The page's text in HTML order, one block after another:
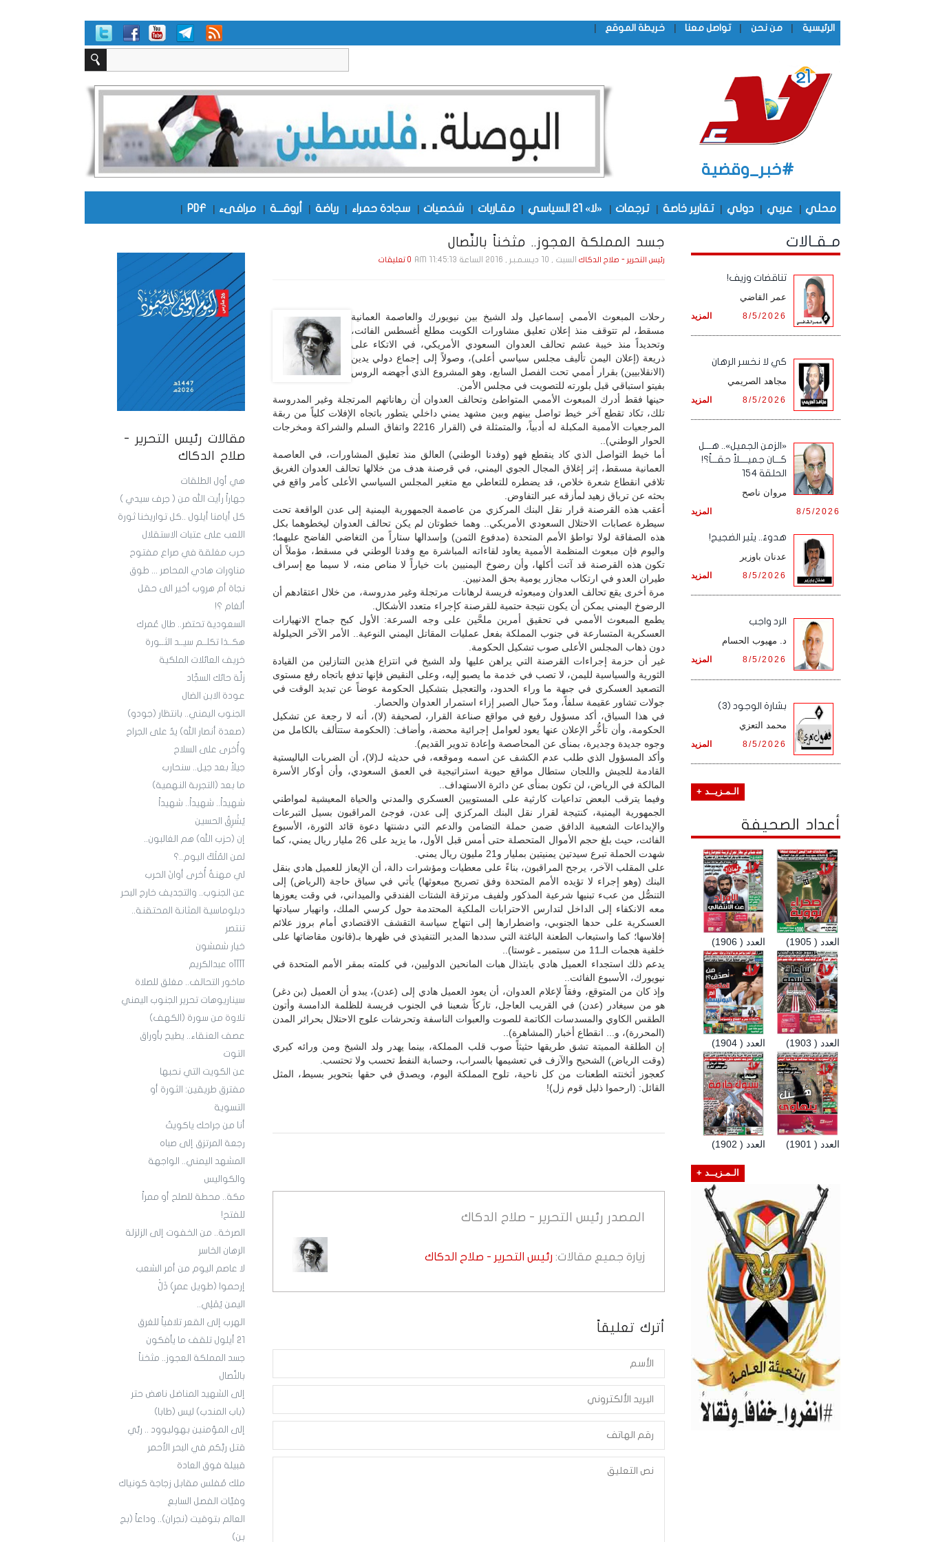
الرئيسية | من نحن | تواصل معنا | خريطة الموقع |
#خبر_وقضية
محلي | عربي | دولي | تقارير خاصة | ترجمات | «لا» 21 السياسي | مقـاربات | شخصيات | سجادة حمراء | رياضة | أروقـــة | مرافىء |
PDF
|
مقالات رئيس التحرير -
صلاح الدكاك
هي أول الطلقات
جهاراً رأيت الله من ( جرف سيدي )
كل أيامنا أيلول ..كل تواريخنا ثورة
اللعب على عتبات الاستقلال
حرب مغلقة في صراع مفتوح
مناورات هادي المحاصر ... طوق
نجاة أم هروب أخير الى حقل
ألغام ؟!
السعودية تحتضر.. طال عُمرك
هكــذا تكلــم سيــد الثــورة
خريف العائلات الملكية
زلَّة حائك السجَّاد
عودة الابن الضال
الجنوب اليمني.. بانتظار (جودو)
(صعدة أنصار الله) يدٌ على الجراح
وأُخرى على السلاح
جيلاً بعد جيل.. سنحارب
ما بعد (التجربة النهمية)
شهيداً.. شهيداً.. شهيداً
يُشْرِقُ الحسين
إن (حزب الله) هم الغالبون..
لمن المُلْكُ اليوم..؟
لي مهنةٌ أُخرى أوانَ الحرب
عن الجنوب.. والتجديف خارج البحر
دبلوماسية المثانة المحتقنة..
تنتصر
خيار شمشون
آآآآه عبدالكريم
ماخور التحالف.. مغلق للصلاة
سيناريوهات تحرير الجنوب اليمني
تلاوة من سورة (الكهف)
عصف العنقاء.. يطيح بأوراق
التوت
عن الكويت التي نحبها
مفترق طريقين: الثورة أو
التسوية
أنا من جراحك ياكويتُ
رجعة المرتزق إلى صباه
المشهد اليمني.. الواجهة
والكواليس
مكة.. محطة للصلح أو ممراً
للفتح!
الصرخة.. من الخفوت إلى الزلزلة
الرهان الخاسر
لا عاصم اليوم من أمر الشعب
إرحموا (طويل عمرٍ) ذَلّْ
اليمن يُمْلِي..
الهرب إلى القعر تلافياً للغرق
21 أيلول تلقف ما يأفكون
جسد المملكة العجوز.. مثخناً
بالنِّصال
إلى الشهيد المناضل ناهض حتر
(باب المندب) ليس (طابا)
إلى المؤمنين بهوليوود .. ربِّي
قتل ربَّكم في البحر الأحمر
قبيلة فوق العادة
ملك مُفلس مقابل زجاجة كونياك
وفيَّات الفصل السابع
العالم بتوقيت (نجران).. وداعاً (بج
بن)
جسد المملكة العجوز.. مثخناً بالنِّصال
رئيس التحرير - صلاح الدكاكالسبت , 10 ديـسـمـبـر , 2016 الساعة 11:45:13 AM 0 تعليقات
رحلات المبعوث الأممي إسماعيل ولد الشيخ بين نيويورك والعاصمة العمانية
مسقط، لم تتوقف منذ إعلان تعليق مشاورات الكويت مطلع أغسطس الفائت،
وتحديداً منذ خيبة عشم تحالف العدوان السعودي الأمريكي، في الاتكاء على
ذريعة (إعلان اليمن تأليف مجلس سياسي أعلى)، وصولاً إلى إجماع دولي يدين
(الانقلابيين) بقرار أممي تحت الفصل السابع، وهو المشروع الذي أجهضه الروس
بفيتو استباقي قبل بلورته للتصويت في مجلس الأمن.
حينها فقط أدرك المبعوث الأممي المتواطئ وتحالف العدوان أن رهاناتهم المرتجلة وغير المدروسة
تلك، تكاد تقطع آخر خيط تواصل بينهم وبين مشهد يمني داخلي يتطور باتجاه الإفلات كلياً من ربقة
المرجعيات الأممية المكبلة له أدبياً، والمتمثلة في (القرار 2216 واتفاق السلم والشراكة ومخرجات
الحوار الوطني)..
أما خيط التواصل الذي كاد ينقطع فهو (وفدنا الوطني) العالق منذ تعليق المشاورات، في العاصمة
العمانية مسقط، إثر إغلاق المجال الجوي اليمني، في قرصنة هدف من خلالها تحالف العدوان الغريق
تلافي انقطاع شعرة خلاص، قد يضطره للتعاطي مع متغير المجلس السياسي الأعلى كأمر واقع في
بحثه عن ترياق زهيد لمأزقه عبر التفاوض.
أعقب هذه القرصنة قرار نقل البنك المركزي من عاصمة الجمهورية اليمنية إلى عدن الواقعة تحت
سيطرة عصابات الاحتلال السعودي الأمريكي.. وهما خطوتان لم يكن تحالف العدوان ليخطوهما بكل
هذه الصفاقة لولا تواطؤ الأمم المتحدة (مدفوع الثمن) وإسدالها ستاراً من التغاضي الفاضح عليهما؛
واليوم فإن مبعوث المنظمة الأممية يعاود لقاءاته المباشرة مع وفدنا الوطني في مسقط، مؤملاً أن
تكون هذه القرصنة قد آتت أكلها، وأن رضوخ اليمنيين بات خياراً لا مناص منه، لا سيما مع إسراف
طيران العدو في ارتكاب مجازر يومية بحق المدنيين.
مرة أخرى يقع تحالف العدوان ومبعوثه فريسة لرهانات مرتجلة وغير مدروسة، من خلال اعتقادهم أن
الرضوخ اليمني يمكن أن يكون نتيجة حتمية للقرصنة كإجراء متعدد الأشكال.
يطمع المبعوث الأممي في تحقيق أمرين ملحَّين على وجه السرعة: الأول كبح جماح الانهيارات
العسكرية المتسارعة في جنوب المملكة بفعل عمليات المقاتل اليمني النوعية.. الأمر الآخر الحيلولة
دون ذهاب المجلس الأعلى صوب تشكيل الحكومة.
غير أن حزمة إجراءات القرصنة التي يراهن عليها ولد الشيخ في انتزاع هذين التنازلين من القيادة
الثورية والسياسية لليمن، لا تصب في خدمة ما يصبو إليه، وعلى النقيض فإنها تدفع باتجاه رفع مستوى
التصعيد العسكري في جبهة ما وراء الحدود، والتعجيل بتشكيل الحكومة عوضاً عن تبديد الوقت في
جولات تشاور عقيمة سلفاً، ومدّ حبال الصبر إزاء استمرار العدوان والحصار.
في هذا السياق، أكد مسؤول رفيع في مواقع صناعة القرار، لصحيفة (لا)، أنه لا رجعة عن تشكيل
الحكومة، وأن تأخُّر الإعلان عنها يعود لعوامل إجرائية محضة، وأضاف: (الحكومة ستتألف بالكامل من
وجوه جديدة وجديرة، بمنأى عن المحاصصة وإعادة تدوير القديم).
وأكد المسؤول الذي طلب عدم الكشف عن اسمه وموقعه، في حديثه لـ(لا)، أن الضربات الباليستية
القادمة للجيش واللجان ستطال مواقع حيوية استراتيجية في العمق السعودي، وأن أوكار الأسرة
المالكة في الرياض، لن تكون بمنأى عن دائرة الاستهداف..
وفيما يترقب البعض تداعيات كارثية على المستويين العسكري والمدني والحياة المعيشية لمواطني
الجمهورية اليمنية، كنتيجة لقرار نقل البنك المركزي إلى عدن، فوجئ المراقبون بسيل التبرعات
والإيداعات الشعبية الدافق ضمن حملة التضامن والدعم التي دشنتها دعوة قائد الثورة، الأسبوع
الفائت، حيث بلغ حجم الأموال المتحصلة حتى أمس قبل الأول، ما يزيد على 26 مليار ريال يمني، كما
شهدت الحملة تبرع سيدتين يمنيتين بمليار و21 مليون ريال يمني.
على المقلب الآخر، يرجح المراقبون، بناءً على معطيات ومؤشرات دالة، أن الإيعاز للعميل هادي بنقل
البنك (وهو إجراء لا تؤيده الأمم المتحدة وفق تصريح مبعوثها) يأتي في سياق حاجة (الرياض) إلى
التنصُّل من عبء تبنيها شرعية المذكور ولفيف مرتزقة الشتات الفندقي والميداني، في وقت يعوزها
معه الانكفاء إلى الداخل لتدارس الاحترابات الملكية المحتدمة حول كرسي الملك، وانهيار سيادتها
العسكرية على حدها الجنوبي، واضطرارها إلى انتهاج سياسة التقشف الاقتصادي أمام بروز علائم
إفلاسها؛ كما واستيعاب الطعنة الباغتة التي سددها المدير التنفيذي في ظهرها بـ(قانون مقاضاتها على
خلفية هجمات الـ11 من سبتمبر ـ غوستا)..
يدعم ذلك استجداء العميل هادي بابتذال هبات المانحين الدوليين، في كلمته بمقر الأمم المتحدة في
نيويورك، الأسبوع الفائت..
وإذ كان من المتوقع، وفقاً لإعلام العدوان، أن يعود العميل هادي إلى (عدن)، يبدو أن العميل (بن دغر)
هو من سيغادر (عدن) في القريب العاجل، تاركاً شعبنا في الجنوب فريسة للظلمة الدامسة وأتون
الطقس الكاوي والمسدسات الكاتمة للصوت والعبوات الناسفة وتحرشات علوج الاحتلال بحرائر المدن
(المحررة)، و... انقطاع أخبار (المشاهرة)..
إن الطلقة المميتة تشق طريقها حثيثاً صوب قلب المملكة، بينما يهدر ولد الشيخ ومن ورائه كيري
(وقت الرياض) الشحيح والآزف في تعشيمها بالسراب، وحسابة النفط تحسب ولا تحتسب.
كعجوز أثخنته الطعنات من كل ناحية، تلوح المملكة اليوم، ويصدق في حقها بتحوير بسيط، المثل
القائل: (ارحموا ذليل قوم زل)!
المصدر رئيس التحرير - صلاح الدكاك
زيارة جميع مقالات: رئيس التحرير - صلاح الدكاك
أترك تعليقاً
مـقـالات
تناقضات وزيف!
عمر القاضي
المزيد 8/5/2026
كي لا نخسر الرهان
مجاهد الصريمي
المزيد 8/5/2026
«الزمن الجميل».. هـــل
كـــان جميــــلاً حقـــاً؟!
الحلقة 154
مروان ناصح
المزيد 8/5/2026
هدوءٌ.. يثير الضجيج!
عدنان باوزير
المزيد 8/5/2026
الرد واجب
د. مهيوب الحسام
المزيد 8/5/2026
بشارة الوجود (3)
محمد التعزي
المزيد 8/5/2026
الـمـزيــد +
أعداد الصحيفة
العدد ( 1906) العدد ( 1905)
العدد ( 1904) العدد ( 1903)
العدد ( 1902) العدد ( 1901)
الـمـزيــد +